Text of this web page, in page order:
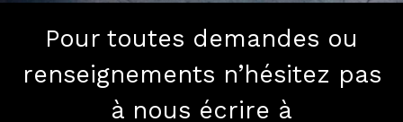
Pour toutes demandes ou
renseignements n’hésitez pas
à nous écrire à